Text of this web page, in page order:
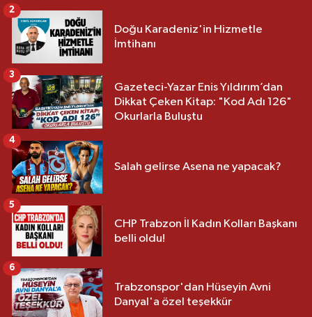
Doğu Karadeniz'in Hizmetle
İmtihanı
2
Gazeteci-Yazar Enis Yıldırım’dan
Dikkat Çeken Kitap: "Kod Adı 126"
Okurlarla Buluştu
3
Salah gelirse Asena ne yapacak?
4
CHP Trabzon İl Kadın Kolları Başkanı
belli oldu!
5
Trabzonspor'dan Hüseyin Avni
Danyal'a özel teşekkür
6